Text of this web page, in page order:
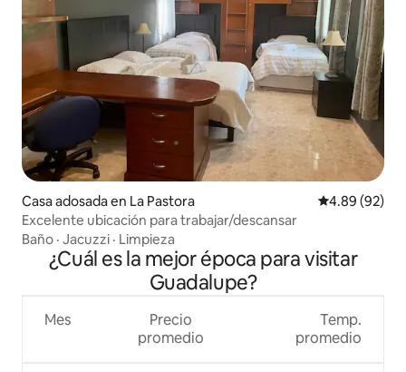
Casa adosada en La Pastora Calificación
4.89 (92)
Excelente ubicación para trabajar/descansar
Baño · Jacuzzi · Limpieza
¿Cuál es la mejor época para visitar
Guadalupe?
Mes
Precio
promedio
Temp.
promedio